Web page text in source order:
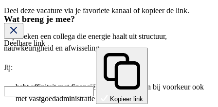
Wat breng je mee?
Wij zoeken een collega die energie haalt uit structuur,
nauwkeurigheid en afwisseling.
Jij:
hebt affiniteit met financiële administratie en bij voorkeur ook
met vastgoedadministratie
Deel deze vacature via je favoriete kanaal of kopieer de link.
Deelbare link
Kopieer link